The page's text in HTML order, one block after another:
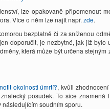
lze opakovaně připomenout
Více o něm lze najít např. zde.
bezplatně či za sníženou
doporučit, je nezbytné, jak již bylo
která může být určena stejným
okolnosti úmrtí?, kvůli
posudek. To sice znamená
soudním sporu.